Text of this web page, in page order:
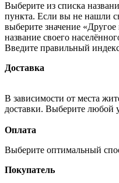
Выберите из списка
пункта. Если вы не нашли
выберите значение
название своего
Введите правильный
Доставка
В зависимости от места
доставки. Выберите любой
Оплата
Выберите оптимальный
Покупатель